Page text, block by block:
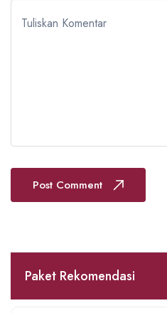
Tuliskan Komentar
Post Comment
Paket Rekomendasi